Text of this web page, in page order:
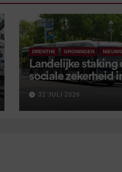
DRENTHE GRONINGEN NIEUWS
Landelijke staking
sociale zekerheid
aangekondigd
september
31 JULI 2026